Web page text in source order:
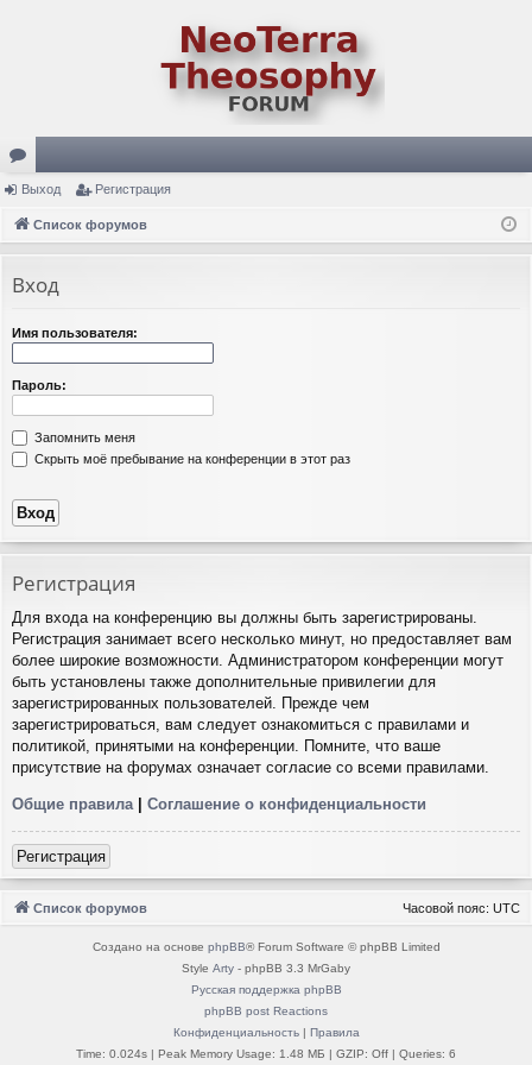
ор
ум
Выход Регистрация
Список форумов
Вход
Имя пользователя:
Пароль:
Запомнить меня
Скрыть моё пребывание на конференции в этот раз
Регистрация
Для входа на конференцию вы должны быть зарегистрированы.
Регистрация занимает всего несколько минут, но предоставляет вам
более широкие возможности. Администратором конференции могут
быть установлены также дополнительные привилегии для
зарегистрированных пользователей. Прежде чем
зарегистрироваться, вам следует ознакомиться с правилами и
политикой, принятыми на конференции. Помните, что ваше
присутствие на форумах означает согласие со всеми правилами.
Общие правила | Соглашение о конфиденциальности
Регистрация
Список форумов Часовой пояс: UTC
Создано на основе phpBB® Forum Software © phpBB Limited
Style Arty - phpBB 3.3 MrGaby
Русская поддержка phpBB
phpBB post Reactions
Конфиденциальность| Правила
Time: 0.024s | Peak Memory Usage: 1.48 МБ | GZIP: Off | Queries: 6